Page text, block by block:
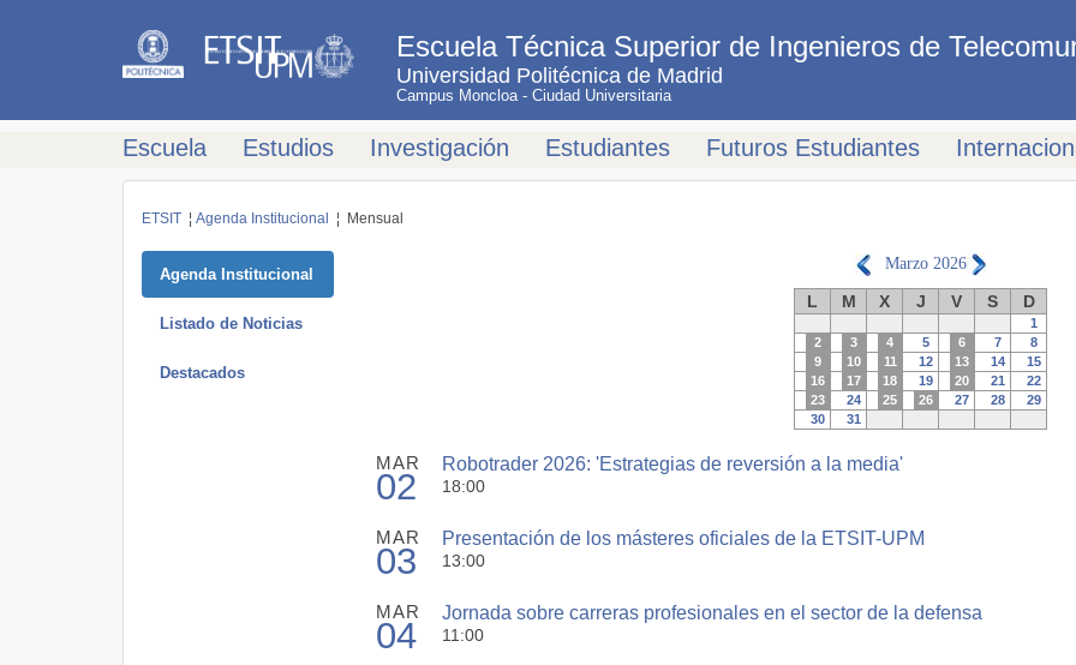
Escuela Técnica Superior de Ingenieros de
Universidad Politécnica de Madrid
Campus Moncloa - Ciudad Universitaria
Escuela Estudios Investigación Estudiantes Futuros Estudiantes
ETSIT ¦ Agenda Institucional ¦ Mensual
Agenda Institucional
Listado de Noticias
Destacados
Marzo2026
L M X J V S D
1
2
3 4 5 6 7
8
9
10 11 12 13 14
15
16
17 18 19 20 21
22
23
24 25 26 27 28
29
30
31
MAR
02
Robotrader 2026: 'Estrategias de reversión a la media'
18:00
MAR
03
Presentación de los másteres oficiales de la ETSIT-UPM
13:00
MAR
04
Jornada sobre carreras profesionales en el sector de la defensa
11:00